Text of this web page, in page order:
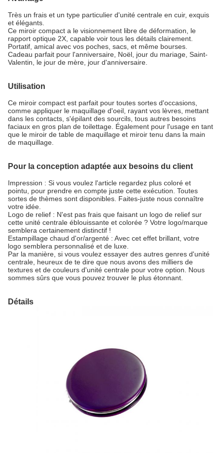
Très un frais et un type particulier d'unité centrale en cuir, exquis
et élégants.
Ce miroir compact a le visionnement libre de déformation, le
rapport optique 2X, capable voir tous les détails clairement.
Portatif, amical avec vos poches, sacs, et même bourses.
Cadeau parfait pour l'anniversaire, Noël, jour du mariage, Saint-
Valentin, le jour de mère, jour d'anniversaire.
Utilisation
Ce miroir compact est parfait pour toutes sortes d'occasions,
comme appliquer le maquillage d'oeil, rayant vos lèvres, mettant
dans les contacts, s'épilant des sourcils, tous autres besoins
faciaux en gros plan de toilettage. Également pour l'usage en tant
que le miroir de table de maquillage et miroir tenu dans la main
de maquillage.
Pour la conception adaptée aux besoins du client
Impression : Si vous voulez l'article regardez plus coloré et
pointu, pour prendre en compte juste cette exécution. Toutes
sortes de thèmes sont disponibles. Faites-juste nous connaître
votre idée.
Logo de relief : N'est pas frais que faisant un logo de relief sur
cette unité centrale éblouissante et colorée ? Votre logo/marque
semblera certainement distinctif !
Estampillage chaud d'or/argenté : Avec cet effet brillant, votre
logo semblera personnalisé et de luxe.
Par la manière, si vous voulez essayer des autres genres d'unité
centrale, heureux de te dire que nous avons des milliers de
textures et de couleurs d'unité centrale pour votre option. Nous
sommes sûrs que vous pouvez trouver le plus étonnant.
Détails